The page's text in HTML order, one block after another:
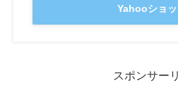
Yahooショ
スポンサー